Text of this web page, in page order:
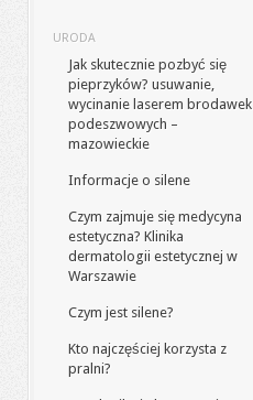
URODA
Jak skutecznie pozbyć się
pieprzyków? usuwanie,
wycinanie laserem brodawek
podeszwowych –
mazowieckie
Informacje o silene
Czym zajmuje się medycyna
estetyczna? Klinika
dermatologii estetycznej w
Warszawie
Czym jest silene?
Kto najczęściej korzysta z
pralni?